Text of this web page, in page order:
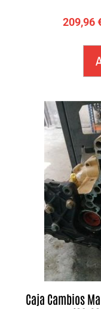
209,96
Caja Cambios